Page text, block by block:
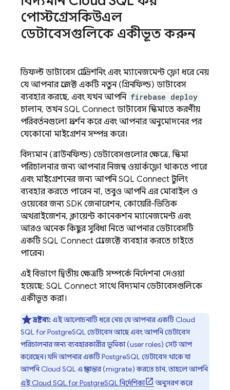
পোস্টগ্রেসকিউএল
ডেটাবেসগুলিকে একীভূত করুন
ডিফল্ট ডাটাবেস প্রোভিশনিং এবং ম্যানেজমেন্ট ফ্লো ধরে নেয়
যে আপনার প্রজেক্ট একটি নতুন (গ্রিনফিল্ড) ডাটাবেস
ব্যবহার করছে, এবং যখন আপনি firebase deploy
চালান, তখনSQL Connect ডাটাবেস স্কিমাতে করণীয়
পরিবর্তনগুলো প্রদর্শন করে এবং আপনার অনুমোদনের পর
যেকোনো মাইগ্রেশন সম্পন্ন করে।
বিদ্যমান (ব্রাউনফিল্ড) ডেটাবেসগুলোর ক্ষেত্রে, স্কিমা
পরিচালনার জন্য আপনার নিজস্ব ওয়ার্কফ্লো থাকতে পারে
এবং মাইগ্রেশনের জন্য আপনিSQL Connect টুলিং
ব্যবহার করতে পারেন না, তবুও আপনি এর মোবাইল ও
ওয়েবের জন্য SDK জেনারেশন, কোয়েরি-ভিত্তিক
অথরাইজেশন, ক্লায়েন্ট কানেকশন ম্যানেজমেন্ট এবং
আরও অনেক কিছুর সুবিধা নিতে আপনার ডেটাবেসটি
একটিSQL Connect প্রোজেক্টে ব্যবহার করতে চাইতে
পারেন।
এই বিভাগে দ্বিতীয় ক্ষেত্রটি সম্পর্কে নির্দেশনা দেওয়া
হয়েছে: SQL Connect সাথে বিদ্যমান ডেটাবেসগুলিকে
একীভূত করা।
দ্রষ্টব্য:এই আলোচনাটি ধরে নেয় যে আপনার একটি Cloud
SQLfor PostgreSQL ডেটাবেস আছে এবং আপনি ডেটাবেস
পরিচালনার জন্য ব্যবহারকারীর ভূমিকা (user roles) সেট আপ
করেছেন। যদি আপনার একটি PostgreSQL ডেটাবেস থাকে যা
আপনিCloud SQLএ স্থানান্তর (migrate) করতে চান, তাহলে আপনি
এইCloud SQLfor PostgreSQL নির্দেশিকা
অনুসরণ করে